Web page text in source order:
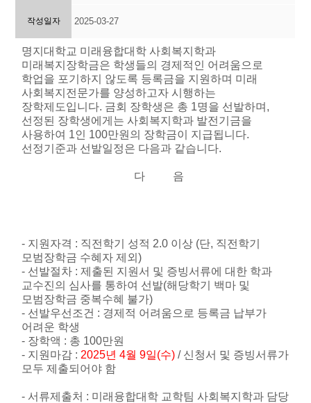
작성일자 2025-03-27
명지대학교 미래융합대학 사회복지학과
미래복지장학금은 학생들의 경제적인 어려움으로
학업을 포기하지 않도록 등록금을 지원하며 미래
사회복지전문가를 양성하고자 시행하는
장학제도입니다. 금회 장학생은 총 1명을 선발하며 ,
선정된 장학생에게는 사회복지학과 발전기금을
사용하여 1인 100만원의 장학금이 지급됩니다.
선정기준과 선발일정은 다음과 같습니다.
다 음
- 지원자격 : 직전학기 성적 2.0 이상 (단, 직전학기
모범장학금 수혜자 제외)
- 선발절차 :제출된 지원서 및 증빙서류에 대한 학과
교수진의 심사를 통하여 선발(해당학기 백마 및
모범장학금 중복수혜 불가)
- 선발우선조건 : 경제적 어려움으로 등록금 납부가
어려운 학생
- 장학액 : 총 100만원
- 지원마감 : 2025년4월9일(수) / 신청서 및 증빙서류가
모두 제출되어야 함
- 서류제출처 : 미래융합대학 교학팀 사회복지학과 담당